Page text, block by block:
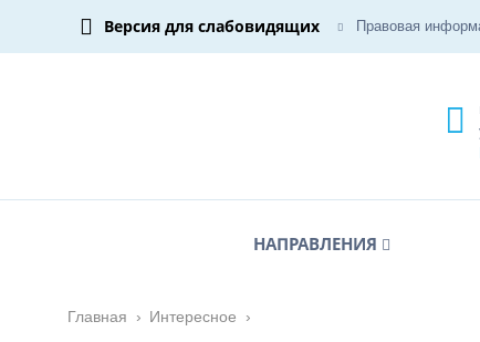
Версия для слабовидящих Правовая
НАПРАВЛЕНИЯ
Главная › Интересное ›